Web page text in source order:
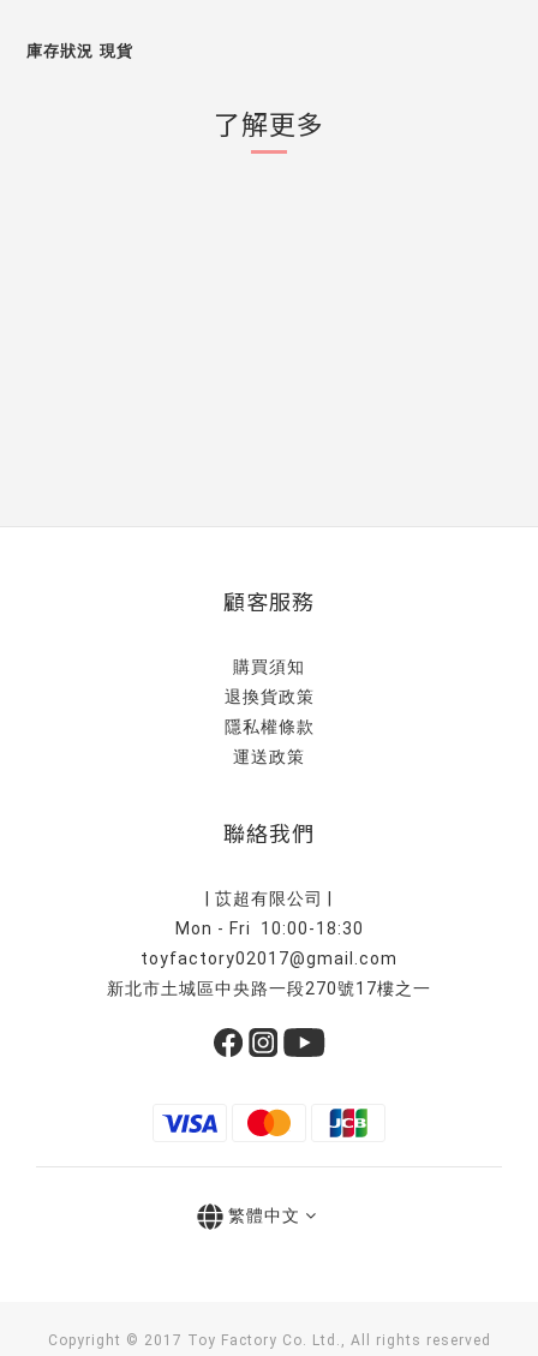
庫存狀況 現貨
了解更多
顧客服務
購買須知
退換貨政策
隱私權條款
運送政策
聯絡我們
| 苡超有限公司 |
Mon - Fri 10:00-18:30
toyfactory02017@gmail.com
新北市土城區中央路一段270號17樓之一
繁體中文
Copyright © 2017 Toy Factory Co. Ltd., All rights reserved